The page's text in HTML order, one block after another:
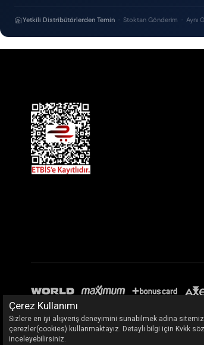
Yetkili Distribütörlerden Temin · Stoktan Gönderim · Aynı
Çerez Kullanımı
Sizlere en iyi alışveriş deneyimini sunabilmek adına
çerezler(cookies) kullanmaktayız. Detaylı bilgi için Kvkk
inceleyebilirsiniz.